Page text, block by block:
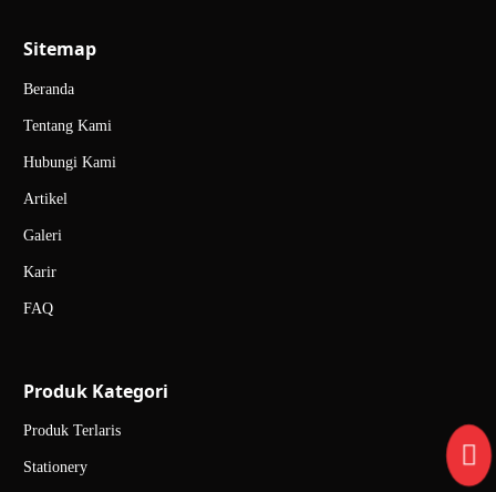
Sitemap
Beranda
Tentang Kami
Hubungi Kami
Artikel
Galeri
Karir
FAQ
Produk Kategori
Produk Terlaris
Stationery